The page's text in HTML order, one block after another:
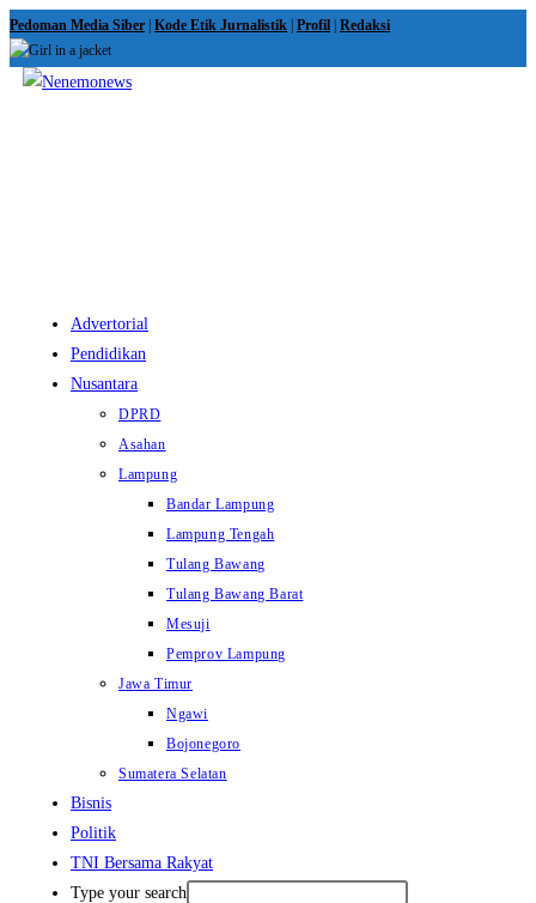
Skip
to
content
Pedoman Media Siber Kode Etik Jurnalistik Profil Redaksi
Advertorial
Pendidikan
Nusantara
DPRD
Asahan
Lampung
Bandar Lampung
Lampung Tengah
Tulang Bawang
Tulang Bawang Barat
Mesuji
Pemprov Lampung
Jawa Timur
Ngawi
Bojonegoro
Sumatera Selatan
Bisnis
Politik
TNI Bersama Rakyat
Type your search